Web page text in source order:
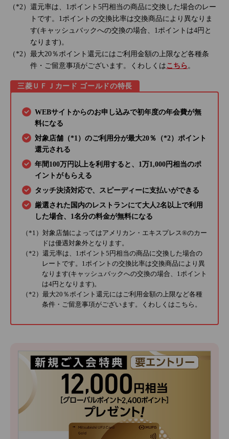
還元率は、1ポイント5円相当の商品に交換した場合のレー
トです。1ポイントの交換比率は交換商品により異なりま
す(キャッシュバックへの交換の場合、1ポイントは4円と
なります)。
最大20％ポイント還元にはご利用金額の上限など各種条
件・ご留意事項がございます。くわしくはこちら。
三菱ＵＦＪカード ゴールドの特長
WEBサイトからのお申し込みで初年度の年会費が無
料になる
対象店舗（*1）のご利用分が最大20％（*2）ポイント
還元される
年間100万円以上を利用すると、1万1,000円相当のポ
イントがもらえる
タッチ決済対応で、スピーディーに支払いができる
厳選された国内のレストランにて大人2名以上で利用
した場合、1名分の料金が無料になる
（*1）対象店舗によってはアメリカン・エキスプレス®のカー
ドは優遇対象外となります。
（*2）還元率は、1ポイント5円相当の商品に交換した場合の
レートです。1ポイントの交換比率は交換商品により異
なります(キャッシュバックへの交換の場合、1ポイント
は4円となります)。
（*2）最大20％ポイント還元にはご利用金額の上限など各種
条件・ご留意事項がございます。くわしくはこちら 。